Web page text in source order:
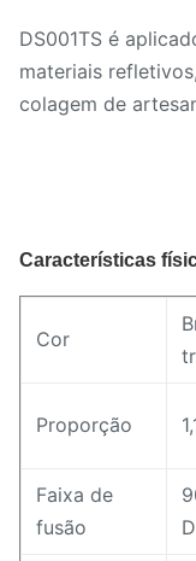
DS001TS é
materiais
colagem de
Características
Cor
Proporção
Faixa de
fusão